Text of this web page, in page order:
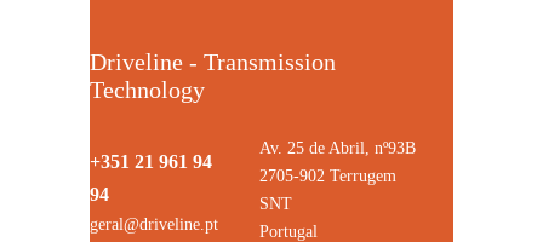
Driveline - Transmission
Technology
+351 21 961 94
94
geral@driveline.pt
Av. 25 de Abril, nº93B
2705-902 Terrugem
SNT
Portugal